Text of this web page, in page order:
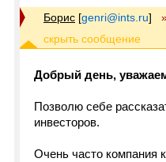
Борис [genri@ints.ru]
Добрый день,
Позволю себе
инвесторов.
Очень часто компания